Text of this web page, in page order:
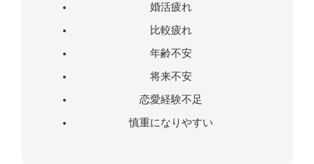
婚活疲れ
比較疲れ
年齢不安
将来不安
恋愛経験不足
慎重になりやすい